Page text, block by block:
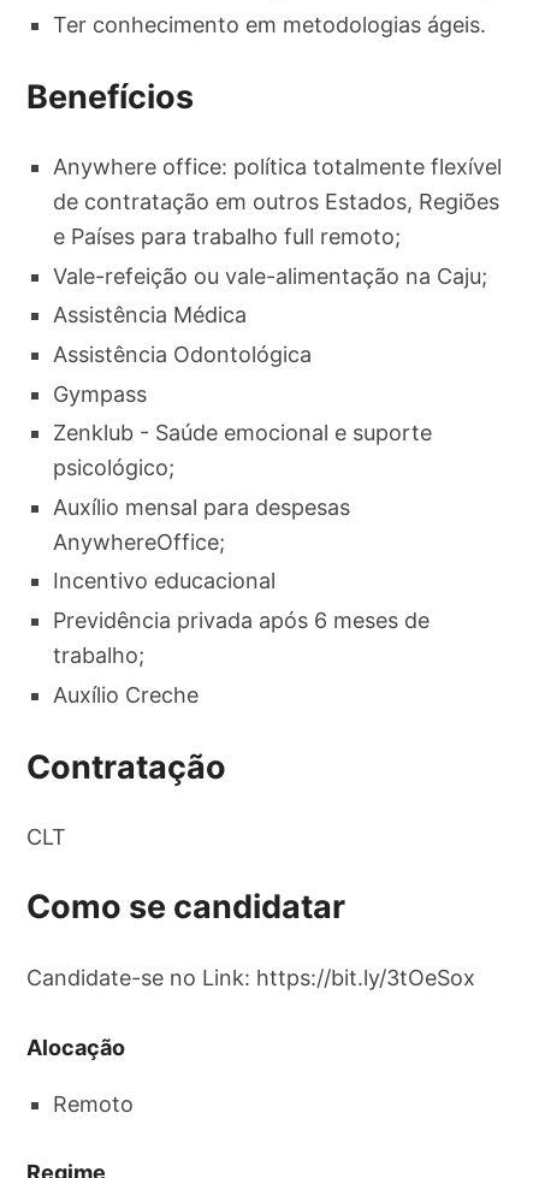
Ter conhecimento em metodologias ágeis.
Benefícios
Anywhere office: política totalmente flexível
de contratação em outros Estados, Regiões
e Países para trabalho full remoto;
Vale-refeição ou vale-alimentação na Caju;
Assistência Médica
Assistência Odontológica
Gympass
Zenklub - Saúde emocional e suporte
psicológico;
Auxílio mensal para despesas
AnywhereOffice;
Incentivo educacional
Previdência privada após 6 meses de
trabalho;
Auxílio Creche
Contratação
CLT
Como se candidatar
Candidate-se no Link: https://bit.ly/3tOeSox
Alocação
Remoto